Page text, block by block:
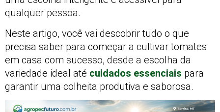
qualquer pessoa.
Neste artigo, você vai descobrir tudo o que
precisa saber para começar a cultivar tomates
em casa com sucesso, desde a escolha da
variedade ideal até cuidados essenciais para
garantir uma colheita produtiva e saborosa.